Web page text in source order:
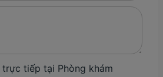
trực tiếp tại Phòng khám